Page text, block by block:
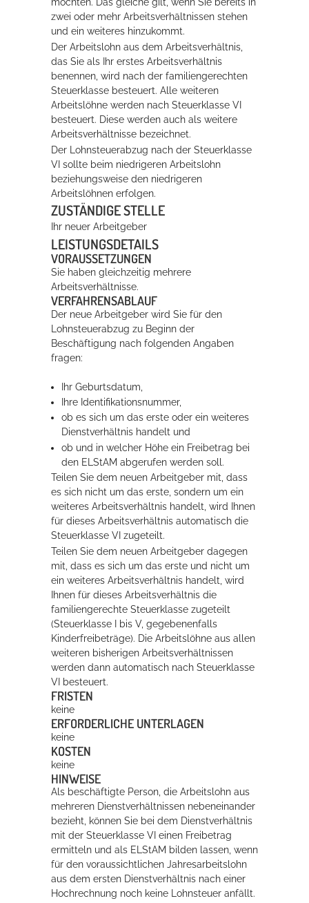
Rathaus
Service
Konzerte, Tagungen und vieles mehr
Die Stadthalle Hockenheim bietet den perfekten Standort für Events
mehr dazu...
Erleben in Hockenheim
Wellenbecken oder doch lieber die pure Entspannung auf der
Sprudelliege im Solebecken?
zwei oder mehr Arbeitsverhältnissen stehen
und ein weiteres hinzukommt.
Der Arbeitslohn aus dem Arbeitsverhältnis,
das Sie als Ihr erstes Arbeitsverhältnis
benennen, wird nach der familiengerechten
Steuerklasse besteuert. Alle weiteren
Arbeitslöhne werden nach Steuerklasse VI
besteuert. Diese werden auch als weitere
Arbeitsverhältnisse bezeichnet.
Der Lohnsteuerabzug nach der Steuerklasse
VI sollte beim niedrigeren Arbeitslohn
beziehungsweise den niedrigeren
Arbeitslöhnen erfolgen.
ZUSTÄNDIGE STELLE
Ihr neuer Arbeitgeber
LEISTUNGSDETAILS
VORAUSSETZUNGEN
Sie haben gleichzeitig mehrere
Arbeitsverhältnisse.
VERFAHRENSABLAUF
Der neue Arbeitgeber wird Sie für den
Lohnsteuerabzug zu Beginn der
Beschäftigung nach folgenden Angaben
fragen:
Ihr Geburtsdatum,
Ihre Identifikationsnummer,
ob es sich um das erste oder ein weiteres
Dienstverhältnis handelt und
ob und in welcher Höhe ein Freibetrag bei
den ELStAM abgerufen werden soll.
Teilen Sie dem neuen Arbeitgeber mit, dass
es sich nicht um das erste, sondern um ein
weiteres Arbeitsverhältnis handelt, wird Ihnen
für dieses Arbeitsverhältnis automatisch die
Steuerklasse VI zugeteilt.
Teilen Sie dem neuen Arbeitgeber dagegen
mit, dass es sich um das erste und nicht um
ein weiteres Arbeitsverhältnis handelt, wird
Ihnen für dieses Arbeitsverhältnis die
familiengerechte Steuerklasse zugeteilt
(Steuerklasse I bis V, gegebenenfalls
Kinderfreibeträge). Die Arbeitslöhne aus allen
weiteren bisherigen Arbeitsverhältnissen
werden dann automatisch nach Steuerklasse
VI besteuert.
FRISTEN
keine
ERFORDERLICHE UNTERLAGEN
keine
KOSTEN
keine
HINWEISE
Als beschäftigte Person, die Arbeitslohn aus
mehreren Dienstverhältnissen nebeneinander
bezieht, können Sie bei dem Dienstverhältnis
mit der Steuerklasse VI einen Freibetrag
ermitteln und als ELStAM bilden lassen, wenn
für den voraussichtlichen Jahresarbeitslohn
aus dem ersten Dienstverhältnis nach einer
Hochrechnung noch keine Lohnsteuer anfällt.